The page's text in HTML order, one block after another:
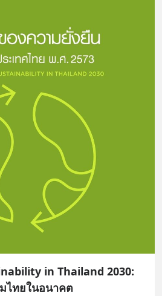
in Thailand 2030:
ไทยในอนาคต